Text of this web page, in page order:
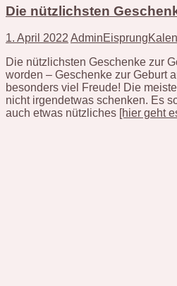
Die nützlichsten
1. April 2022
Die nützlichsten Geschenke zur
worden – Geschenke zur Geburt
besonders viel Freude! Die
nicht irgendetwas schenken. Es
auch etwas nützliches [hier geht